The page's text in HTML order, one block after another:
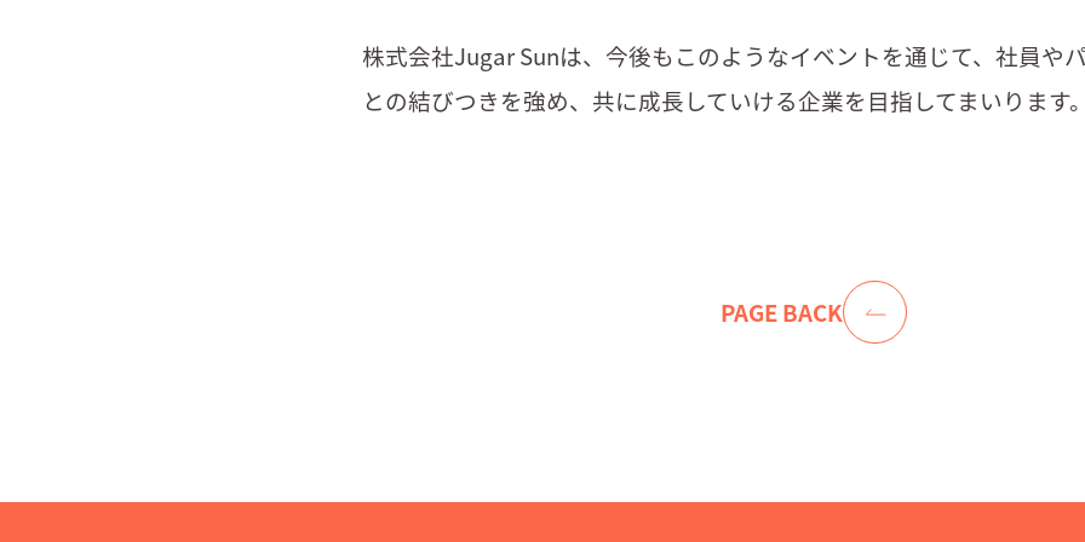
株式会社Jugar Sunは、今後もこのようなイベントを通じて、社員や
との結びつきを強め、共に成長していける企業を目指してまいります。
PAGE BACK